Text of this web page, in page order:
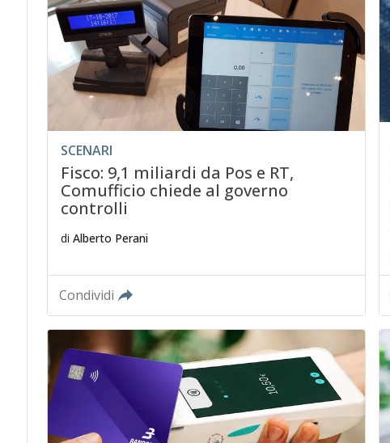
SCENARI
Fisco: 9,1 miliardi da Pos e RT,
Comufficio chiede al governo
controlli
di Alberto Perani
Condividi